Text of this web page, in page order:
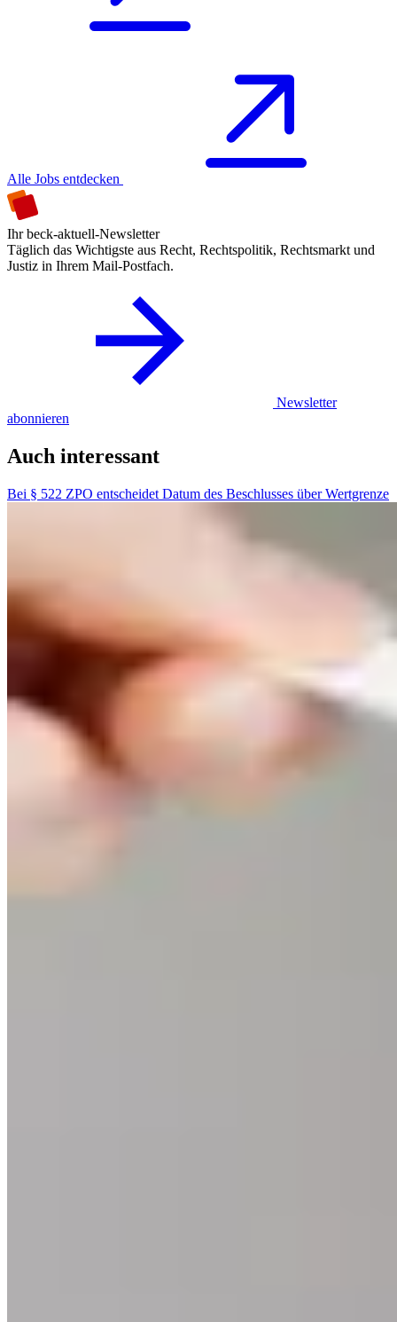
Alle Jobs entdecken
Ihr beck-aktuell-Newsletter
Täglich das Wichtigste aus Recht, Rechtspolitik, Rechtsmarkt und
Justiz in Ihrem Mail-Postfach.
Newsletter
abonnieren
Auch interessant
Bei § 522 ZPO entscheidet Datum des Beschlusses über Wertgrenze